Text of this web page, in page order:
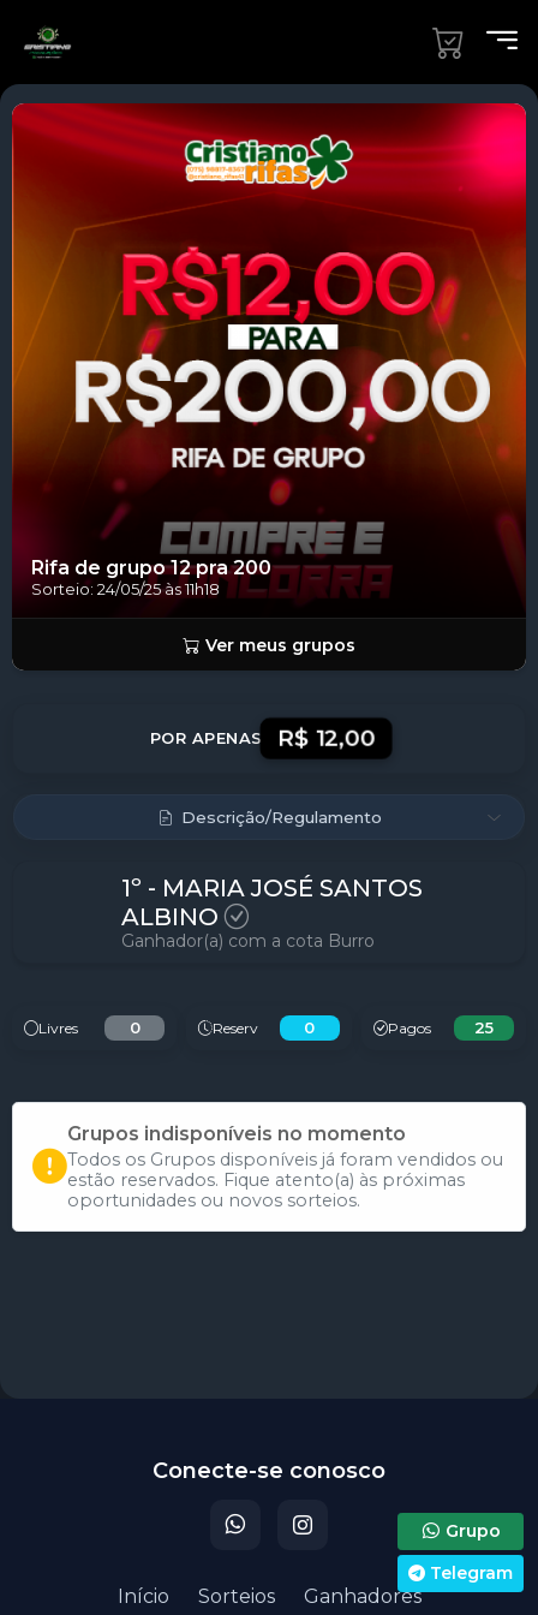
Concluído!
Rifa de grupo 12 pra 200
Sorteio: 24/05/25 às 11h18
Ver meus grupos
POR APENAS R$ 12,00
Descrição/Regulamento
1º - MARIA JOSÉ SANTOS
ALBINO
Ganhador(a) com a cota Burro
Livres 0 Reserv 0 Pagos 25
Grupos indisponíveis no momento
Todos os Grupos disponíveis já foram vendidos ou
estão reservados. Fique atento(a) às próximas
oportunidades ou novos sorteios.
Grupo
Telegram
Conecte-se conosco
Início Sorteios Ganhadores